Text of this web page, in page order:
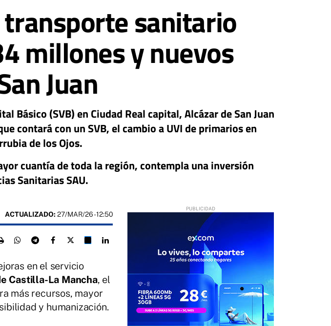
sanitario
millones y nuevos
Juan
Básico (SVB) en Ciudad Real capital, Alcázar de San Juan
contará con un SVB, el cambio a UVI de primarios en
de los Ojos.
cuantía de toda la región, contempla una inversión
Sanitarias SAU.
ACTUALIZADO: 27/MAR/26 - 12:50
en el servicio
Castilla-La Mancha, el
más recursos, mayor
y humanización.